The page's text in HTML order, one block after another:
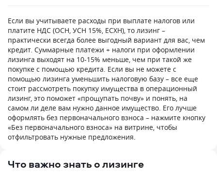
Если вы учитываете расходы при выплате налогов или
платите НДС (ОСН, УСН 15%, ЕСХН), то лизинг –
практически всегда более выгодный вариант для вас, чем
кредит. Суммарные платежи + налоги при оформлении
лизинга выходят на 10-15% меньше, чем при такой же
покупке с помощью кредита. Если вы не можете с
помощью лизинга уменьшить налоговую базу – все еще
стоит рассмотреть покупку имущества в операционный
лизинг, это поможет «прощупать почву» и понять, на
самом ли деле вам нужно данное имущество. Его лучше
оформлять без первоначального взноса – нажмите кнопку
«Без первоначального взноса» на витрине, чтобы
отфильтровать нужные предложения.
Что важно знать о лизинге